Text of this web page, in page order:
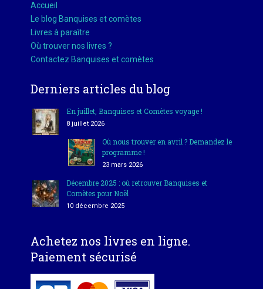
Accueil
Le blog Banquises et comètes
Livres à paraître
Où trouver nos livres ?
Contactez Banquises et comètes
Derniers articles du blog
En juillet, Banquises et Comètes voyage !
8 juillet 2026
Où nous trouver en avril ? Demandez le
programme !
23 mars 2026
Décembre 2025 : où retrouver Banquises et
Comètes pour Noël
10 décembre 2025
Achetez nos livres en ligne.
Paiement sécurisé